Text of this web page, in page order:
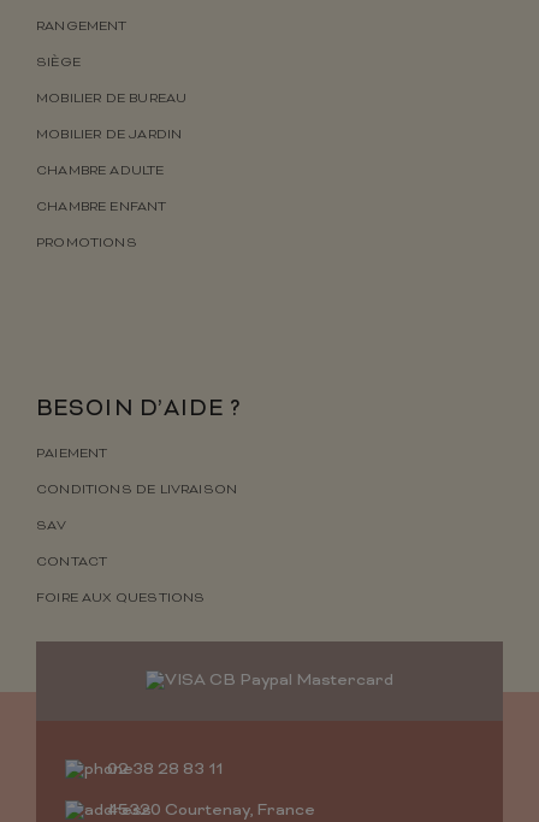
RANGEMENT
SIÈGE
MOBILIER DE BUREAU
MOBILIER DE JARDIN
CHAMBRE ADULTE
CHAMBRE ENFANT
PROMOTIONS
BESOIN D’AIDE ?
PAIEMENT
CONDITIONS DE LIVRAISON
SAV
CONTACT
FOIRE AUX QUESTIONS
02 38 28 83 11
45320 Courtenay, France